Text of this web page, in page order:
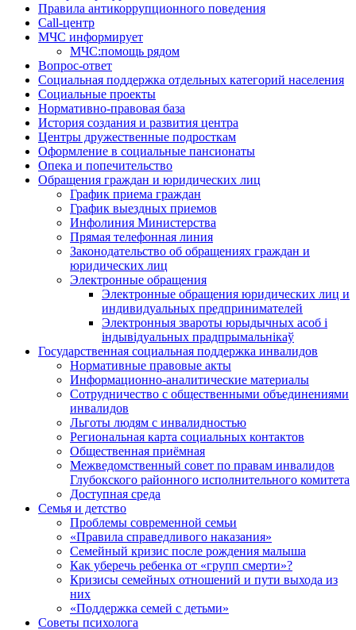
Правила антикоррупционного поведения
Call-центр
МЧС информирует
МЧС:помощь рядом
Вопрос-ответ
Социальная поддержка отдельных категорий населения
Социальные проекты
Нормативно-правовая база
История создания и развития центра
Центры дружественные подросткам
Оформление в социальные пансионаты
Опека и попечительство
Обращения граждан и юридических лиц
График приема граждан
График выездных приемов
Инфолиния Министерства
Прямая телефонная линия
Законодательство об обращениях граждан и
юридических лиц
Электронные обращения
Электронные обращения юридических лиц и
индивидуальных предпринимателей
Электронныя звароты юрыдычных асоб і
індывідуальных прадпрымальнікаў
Государственная социальная поддержка инвалидов
Нормативные правовые акты
Информационно-аналитические материалы
Сотрудничество с общественными объединениями
инвалидов
Льготы людям с инвалидностью
Региональная карта социальных контактов
Общественная приёмная
Межведомственный совет по правам инвалидов
Глубокского районного исполнительного комитета
Доступная среда
Семья и детство
Проблемы современной семьи
«Правила справедливого наказания»
Семейный кризис после рождения малыша
Как уберечь ребенка от «групп смерти»?
Кризисы семейных отношений и пути выхода из
них
«Поддержка семей с детьми»
Советы психолога